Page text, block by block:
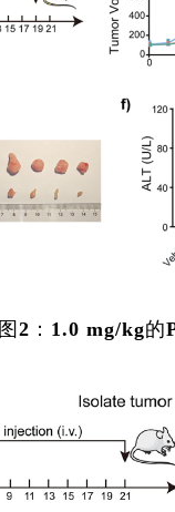
图2：1.0 mg/kg的